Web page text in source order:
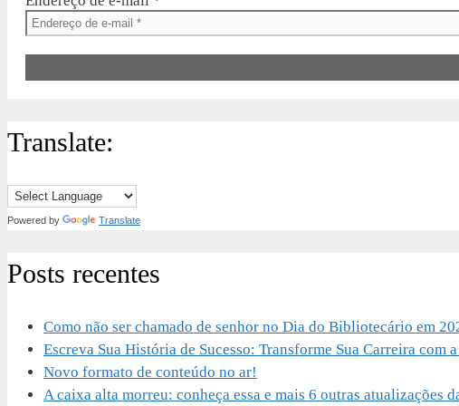
Translate:
Powered by Translate
Posts recentes
Como não ser chamado de senhor no Dia do Bibliotecário em
Escreva Sua História de Sucesso: Transforme Sua Carreira
Novo formato de conteúdo no ar!
A caixa alta morreu: conheça essa e mais 6 outras atualizações